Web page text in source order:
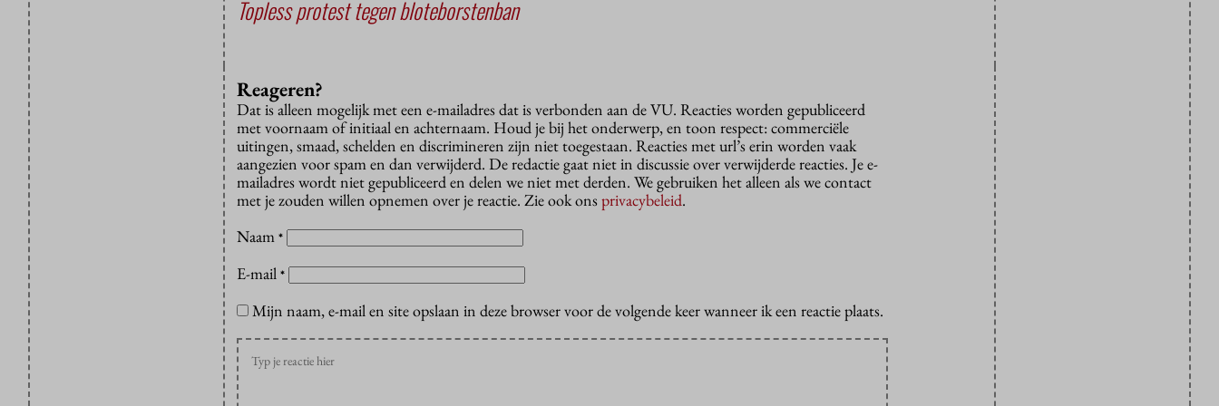
Topless protest tegen bloteborstenban
Reageren?
Dat is alleen mogelijk met een e-mailadres dat is verbonden aan de VU. Reacties worden gepubliceerd
met voornaam of initiaal en achternaam. Houd je bij het onderwerp, en toon respect: commerciële
uitingen, smaad, schelden en discrimineren zijn niet toegestaan. Reacties met url’s erin worden vaak
aangezien voor spam en dan verwijderd. De redactie gaat niet in discussie over verwijderde reacties. Je e-
mailadres wordt niet gepubliceerd en delen we niet met derden. We gebruiken het alleen als we contact
met je zouden willen opnemen over je reactie. Zie ook onsprivacybeleid.
Naam *
E-mail *
Mijn naam, e-mail en site opslaan in deze browser voor de volgende keer wanneer ik een reactie plaats.